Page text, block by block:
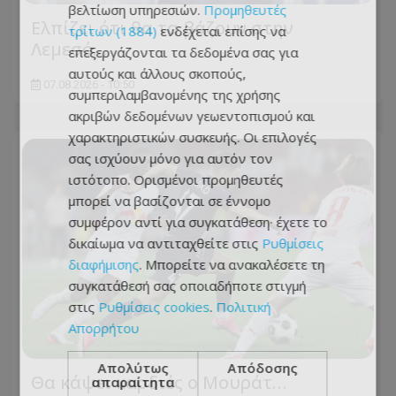
Ελπίζει ότι θα τα βάζουν στην
Λεμεσό…
07.08.2026 - 10:50
Θα κάψει καρδιές ο Μουράτ…
βελτίωση υπηρεσιών. Προμηθευτές
τρίτων (1884) ενδέχεται επίσης να
επεξεργάζονται τα δεδομένα σας για
αυτούς και άλλους σκοπούς,
συμπεριλαμβανομένης της χρήσης
ακριβών δεδομένων γεωεντοπισμού και
χαρακτηριστικών συσκευής. Οι επιλογές
σας ισχύουν μόνο για αυτόν τον
ιστότοπο. Ορισμένοι προμηθευτές
μπορεί να βασίζονται σε έννομο
συμφέρον αντί για συγκατάθεση· έχετε το
δικαίωμα να αντιταχθείτε στις Ρυθμίσεις
διαφήμισης. Μπορείτε να ανακαλέσετε τη
συγκατάθεσή σας οποιαδήποτε στιγμή
στις Ρυθμίσεις cookies. Πολιτική
Απορρήτου
Απολύτως
απαραίτητα
Απόδοσης